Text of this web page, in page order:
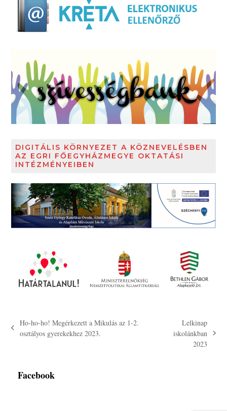
DIGITÁLIS KÖRNYEZET A KÖZNEVELÉSBEN
AZ EGRI FŐEGYHÁZMEGYE OKTATÁSI
INTÉZMÉNYEIBEN
previous
Ho-ho-ho! Megérkezett a Mikulás az 1-2.
osztályos gyerekekhez 2023.
Lelkinap
iskolánkban
2023
Facebook